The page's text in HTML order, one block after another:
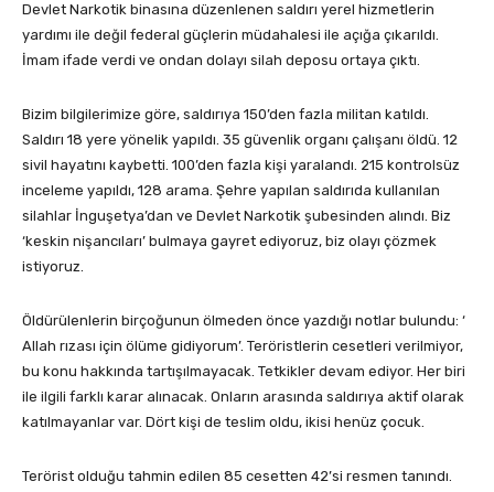
Devlet Narkotik binasına düzenlenen saldırı yerel hizmetlerin
yardımı ile değil federal güçlerin müdahalesi ile açığa çıkarıldı.
İmam ifade verdi ve ondan dolayı silah deposu ortaya çıktı.
Bizim bilgilerimize göre, saldırıya 150’den fazla militan katıldı.
Saldırı 18 yere yönelik yapıldı. 35 güvenlik organı çalışanı öldü. 12
sivil hayatını kaybetti. 100’den fazla kişi yaralandı. 215 kontrolsüz
inceleme yapıldı, 128 arama. Şehre yapılan saldırıda kullanılan
silahlar İnguşetya’dan ve Devlet Narkotik şubesinden alındı. Biz
‘keskin nişancıları’ bulmaya gayret ediyoruz, biz olayı çözmek
istiyoruz.
Öldürülenlerin birçoğunun ölmeden önce yazdığı notlar bulundu: ‘
Allah rızası için ölüme gidiyorum’. Teröristlerin cesetleri verilmiyor,
bu konu hakkında tartışılmayacak. Tetkikler devam ediyor. Her biri
ile ilgili farklı karar alınacak. Onların arasında saldırıya aktif olarak
katılmayanlar var. Dört kişi de teslim oldu, ikisi henüz çocuk.
Terörist olduğu tahmin edilen 85 cesetten 42’si resmen tanındı.